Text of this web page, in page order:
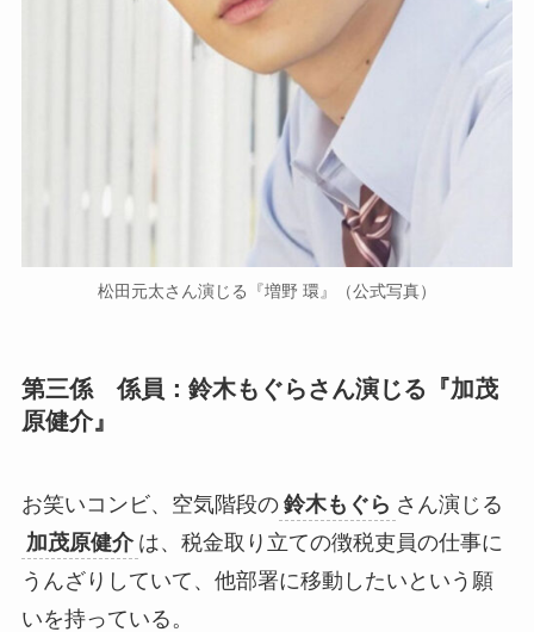
松田元太さん演じる『増野 環』（公式写真）
第三係 係員：鈴木もぐらさん演じる『加茂
原健介』
お笑いコンビ、空気階段の 鈴木もぐら さん演じる
加茂原健介 は、税金取り立ての徴税吏員の仕事に
うんざりしていて、他部署に移動したいという願
いを持っている。